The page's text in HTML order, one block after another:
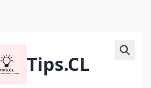
Tips.CL